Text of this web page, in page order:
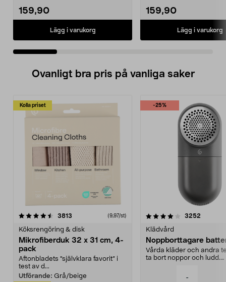
-
159,90
Lägg i varukorg
159,90
Lägg i varukorg
Ovanligt bra pris på vanliga saker
Kolla priset
3813 (9,97/st)
Köksrengöring & disk
Mikrofiberduk 32 x 31 cm, 4-
pack
Aftonbladets "självklara favorit” i
test av d...
Utförande: Grå/beige
-25%
4.0av 5 stjärnor 3252
Klädvård
Noppborttagare
Vårda kläder och andra
ta bort noppor och ludd.
4.5av 5 stjärnor